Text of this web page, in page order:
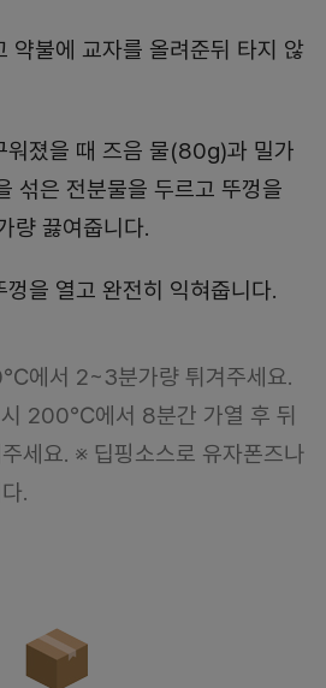
약불에 교자를 올려준뒤 타지 않
워졌을 때 즈음 물(80g)과 밀가
섞은 전분물을 두르고 뚜껑을
량 끓여줍니다.
을 열고 완전히 익혀줍니다.
에서 2~3분가량 튀겨주세요.
200℃에서 8분간 가열 후 뒤
세요. ※ 딥핑소스로 유자폰즈나
.